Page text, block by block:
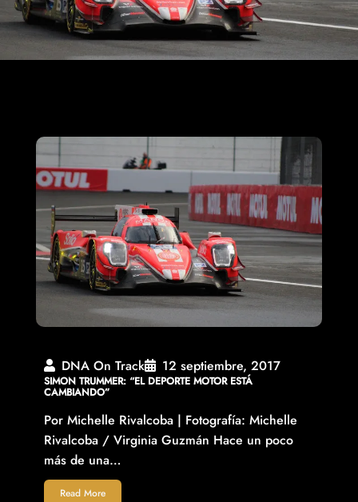
DNA On Track 12 septiembre, 2017
SIMON TRUMMER: “EL DEPORTE MOTOR ESTÁ
CAMBIANDO”
Por Michelle Rivalcoba | Fotografía: Michelle
Rivalcoba / Virginia Guzmán Hace un poco
más de una…
Read More